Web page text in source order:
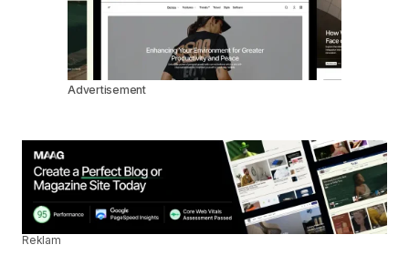
Advertisement
Reklam